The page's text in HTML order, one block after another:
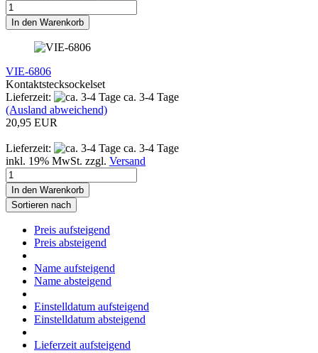
In den Warenkorb
VIE-6806
Kontaktstecksockelset
Lieferzeit:
ca. 3-4 Tage
(Ausland abweichend)
20,95 EUR
Lieferzeit:
ca. 3-4 Tage
inkl. 19% MwSt. zzgl. Versand
In den Warenkorb
Sortieren nach
Preis aufsteigend
Preis absteigend
Name aufsteigend
Name absteigend
Einstelldatum aufsteigend
Einstelldatum absteigend
Lieferzeit aufsteigend